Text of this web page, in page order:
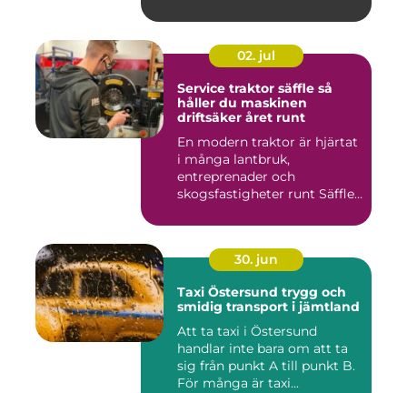
02. jul
Service traktor säffle så
håller du maskinen
driftsäker året runt
En modern traktor är hjärtat
i många lantbruk,
entreprenader och
skogsfastigheter runt Säffle.
30. jun
Taxi Östersund trygg och
smidig transport i jämtland
Att ta taxi i Östersund
handlar inte bara om att ta
sig från punkt A till punkt B.
För många är taxi...